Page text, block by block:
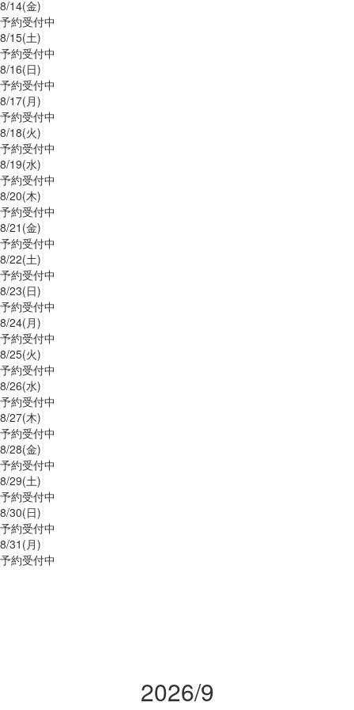
8/14(金)
予約受付中
8/15(土)
予約受付中
8/16(日)
予約受付中
8/17(月)
予約受付中
8/18(火)
予約受付中
8/19(水)
予約受付中
8/20(木)
予約受付中
8/21 (金)
予約受付中
8/22(土)
予約受付中
8/23(日)
予約受付中
8/24(月)
予約受付中
8/25(火)
予約受付中
8/26(水)
予約受付中
8/27(木)
予約受付中
8/28(金)
予約受付中
8/29(土)
予約受付中
8/30(日)
予約受付中
8/31 (月)
予約受付中
2026/9